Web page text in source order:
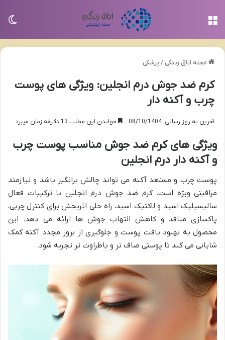
مجله اتاق زندگی / پزشکی
کرم ضد جوش درم انجلین: ویژگی های پوست
چرب و آکنه دار
آخرین به روز رسانی: 08/10/1404 خواندن این مطلب 13 دقیقه زمان میبرد
ویژگی های کرم ضد جوش مناسب پوست چرب
و آکنه دار درم انجلین
پوست چرب و مستعد آکنه می تواند چالش برانگیز باشد و نیازمند
مراقبتی ویژه است. کرم ضد جوش درم انجلین با ترکیبات فعال
سالیسیلیک اسید و لاکتیک اسید، راه حلی اثربخش برای کنترل چربی،
پاکسازی منافذ و کاهش التهاب جوش ها ارائه می دهد. این
محصول به بهبود بافت پوست و جلوگیری از بروز مجدد آکنه کمک
شایانی می کند تا پوستی صاف تر و باطراوت تر تجربه شود.